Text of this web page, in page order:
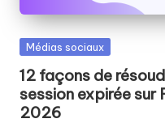
Publié
Médias sociaux
12 façons de
session expirée
2026